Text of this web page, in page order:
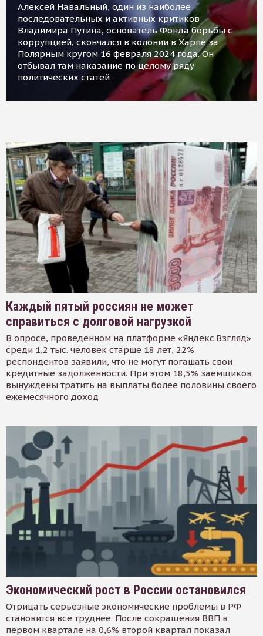
Алексей Навальный, один из наиболее
последовательных и активных критиков
Владимира Путина, основатель Фонда борьбы с
коррупцией, скончался в колонии в Харпе за
Полярным кругом 16 февраля 2024 года. Он
отбывал там наказание по целому ряду
политических статей
Каждый пятый россиян не может
справиться с долговой нагрузкой
В опросе, проведенном на платформе «Яндекс.Взгляд»
среди 1,2 тыс. человек старше 18 лет, 22%
респондентов заявили, что не могут погашать свои
кредитные задолженности. При этом 18,5% заемщиков
вынуждены тратить на выплаты более половины своего
ежемесячного доход
Экономический рост в России остановился
Отрицать серьезные экономические проблемы в РФ
становится все труднее. После сокращения ВВП в
первом квартале на 0,6% второй квартал показал